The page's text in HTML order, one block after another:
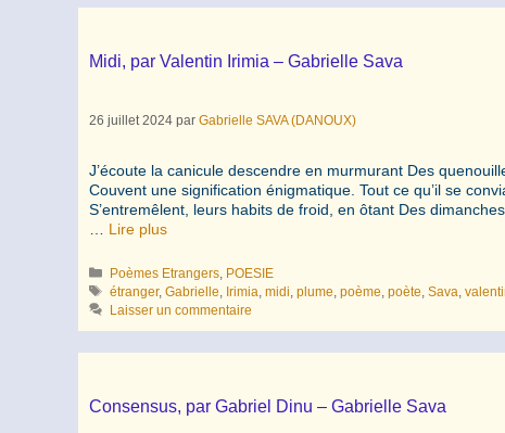
Midi, par Valentin Irimia – Gabrielle Sava
26 juillet 2024 par Gabrielle SAVA (DANOUX)
J’écoute la canicule descendre en murmurant Des
Couvent une signification énigmatique. Tout ce qu’il se
S’entremêlent, leurs habits de froid, en ôtant Des
Lire plus
Catégories
Poèmes Etrangers, POESIE
Étiquettes
étranger,Gabrielle, Irimia,midi,plume,poème,poète,Sava,
Laisser un commentaire
Consensus, par Gabriel Dinu – Gabrielle Sava